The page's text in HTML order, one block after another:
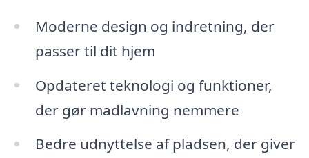
Moderne design og indretning, der
passer til dit hjem
Opdateret teknologi og funktioner,
der gør madlavning nemmere
Bedre udnyttelse af pladsen, der giver